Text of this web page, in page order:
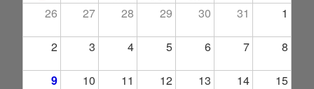
26 27 28 29 30 31 1
2 3 4 5 6 7 8
9 10 11 12 13 14 15